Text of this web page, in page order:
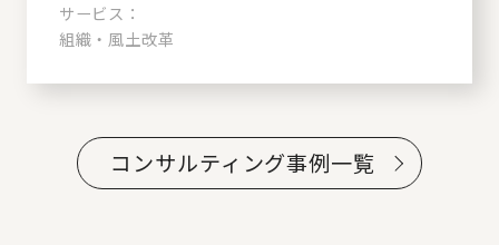
サービス：
組織・風土改革
コンサルティング事例一覧